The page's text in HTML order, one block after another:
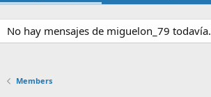
No hay mensajes de miguelon_79 todavía.
Members